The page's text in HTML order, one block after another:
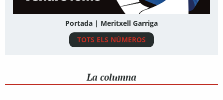
Portada | Meritxell Garriga
TOTS ELS NÚMEROS
La columna